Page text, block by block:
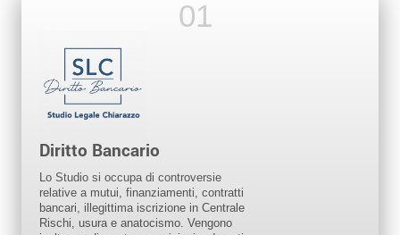
Diritto Bancario
Lo Studio si occupa di controversie
relative a mutui, finanziamenti, contratti
bancari, illegittima iscrizione in Centrale
Rischi, usura e anatocismo. Vengono